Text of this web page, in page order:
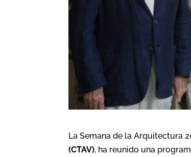
La Semana de la Arquitectura
(CTAV), ha reunido una